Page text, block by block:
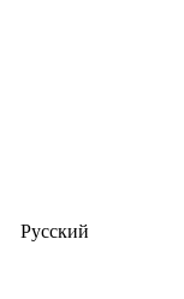
Русский